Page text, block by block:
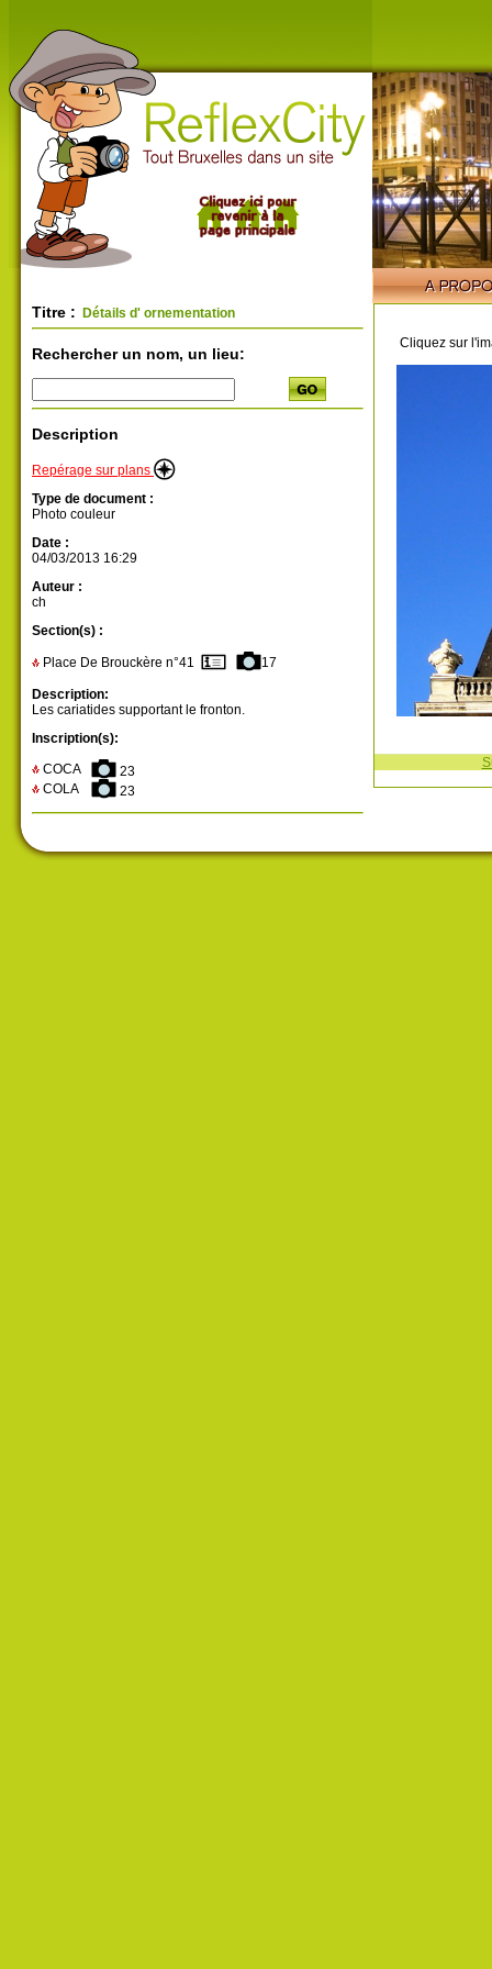
Titre : Détails d' ornementation
Rechercher un nom, un lieu:
Description
Repérage sur plans
Type de document :
Photo couleur
Date :
04/03/2013 16:29
Auteur :
ch
Section(s) :
Place De Brouckère n°41 17
Description:
Les cariatides supportant le fronton.
Inscription(s):
COCA
23
COLA
23
Cliquez sur